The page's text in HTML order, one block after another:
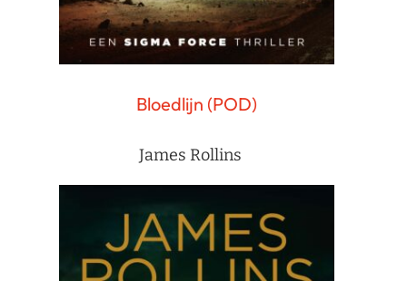
Bloedlijn (POD)
James Rollins